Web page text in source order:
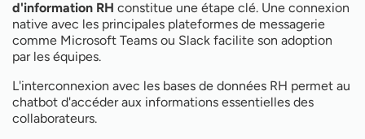
d'information RH constitue une étape clé. Une connexion
native avec les principales plateformes de messagerie
comme Microsoft Teams ou Slack facilite son adoption
par les équipes.
L'interconnexion avec les bases de données RH permet au
chatbot d'accéder aux informations essentielles des
collaborateurs.